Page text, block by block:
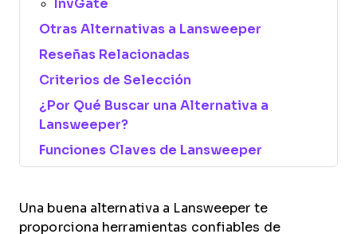
InvGate
Otras Alternativas a Lansweeper
Reseñas Relacionadas
Criterios de Selección
¿Por Qué Buscar una Alternativa a
Lansweeper?
Funciones Claves de Lansweeper
Una buena alternativa a Lansweeper te
proporciona herramientas confiables de